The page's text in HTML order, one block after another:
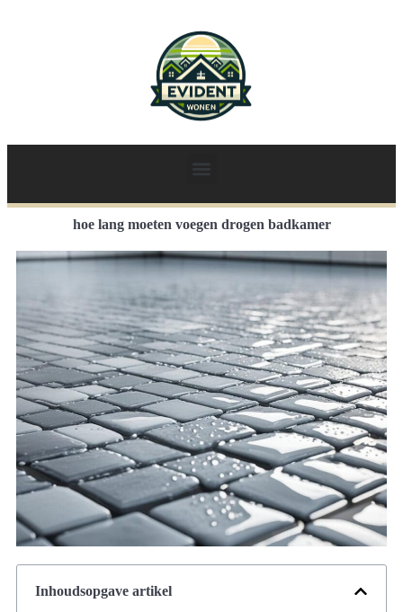
hoe lang moeten voegen drogen badkamer
Inhoudsopgave artikel